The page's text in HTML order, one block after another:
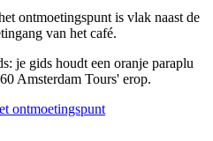
ontmoetingspunt is vlak naast de
van het café.
je gids houdt een oranje paraplu
Amsterdam Tours' erop.
ontmoetingspunt